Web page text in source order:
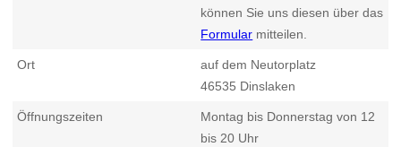
können Sie uns diesen über das
Formular mitteilen.
Ort
auf dem Neutorplatz
46535 Dinslaken
Öffnungszeiten
Montag bis Donnerstag von 12
bis 20 Uhr